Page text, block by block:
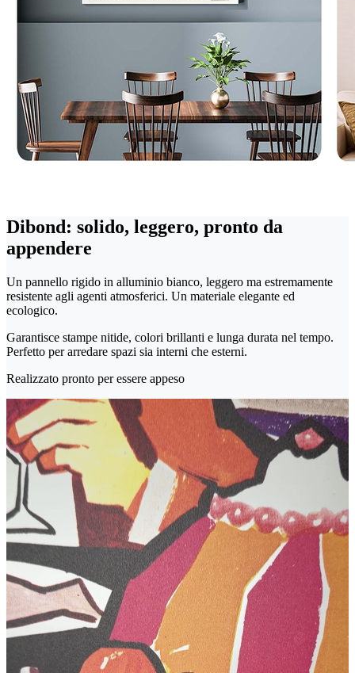
Dibond: solido, leggero, pronto da
appendere
Un pannello rigido in alluminio bianco, leggero ma estremamente
resistente agli agenti atmosferici. Un materiale elegante ed
ecologico.
Garantisce stampe nitide, colori brillanti e lunga durata nel tempo.
Perfetto per arredare spazi sia interni che esterni.
Realizzato pronto per essere appeso